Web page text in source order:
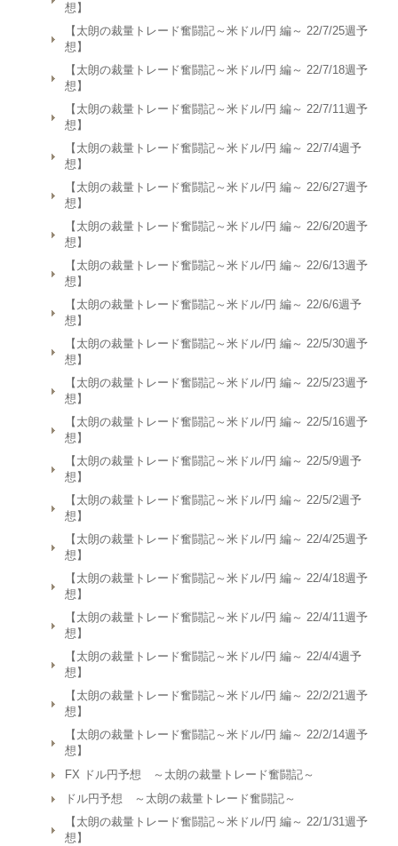
想】
【太朗の裁量トレード奮闘記～米ドル/円 編～ 22/7/25週予
想】
【太朗の裁量トレード奮闘記～米ドル/円 編～ 22/7/18週予
想】
【太朗の裁量トレード奮闘記～米ドル/円 編～ 22/7/11週予
想】
【太朗の裁量トレード奮闘記～米ドル/円 編～ 22/7/4週予
想】
【太朗の裁量トレード奮闘記～米ドル/円 編～ 22/6/27週予
想】
【太朗の裁量トレード奮闘記～米ドル/円 編～ 22/6/20週予
想】
【太朗の裁量トレード奮闘記～米ドル/円 編～ 22/6/13週予
想】
【太朗の裁量トレード奮闘記～米ドル/円 編～ 22/6/6週予
想】
【太朗の裁量トレード奮闘記～米ドル/円 編～ 22/5/30週予
想】
【太朗の裁量トレード奮闘記～米ドル/円 編～ 22/5/23週予
想】
【太朗の裁量トレード奮闘記～米ドル/円 編～ 22/5/16週予
想】
【太朗の裁量トレード奮闘記～米ドル/円 編～ 22/5/9週予
想】
【太朗の裁量トレード奮闘記～米ドル/円 編～ 22/5/2週予
想】
【太朗の裁量トレード奮闘記～米ドル/円 編～ 22/4/25週予
想】
【太朗の裁量トレード奮闘記～米ドル/円 編～ 22/4/18週予
想】
【太朗の裁量トレード奮闘記～米ドル/円 編～ 22/4/11週予
想】
【太朗の裁量トレード奮闘記～米ドル/円 編～ 22/4/4週予
想】
【太朗の裁量トレード奮闘記～米ドル/円 編～ 22/2/21週予
想】
【太朗の裁量トレード奮闘記～米ドル/円 編～ 22/2/14週予
想】
FX ドル円予想 ～太朗の裁量トレード奮闘記～
ドル円予想 ～太朗の裁量トレード奮闘記～
【太朗の裁量トレード奮闘記～米ドル/円 編～ 22/1/31週予
想】